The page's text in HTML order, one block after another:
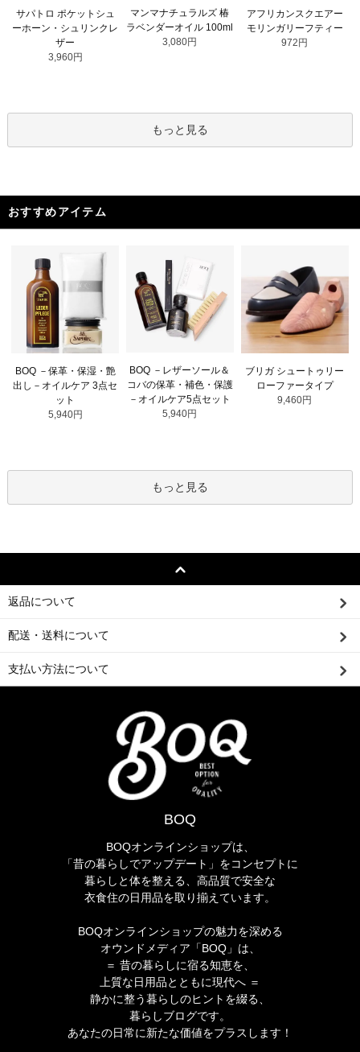
サパトロ ポケットシュ
ーホーン・シュリンクレ
ザー
3,960円
マンマナチュラルズ 椿
ラベンダーオイル 100ml
3,080円
アフリカンスクエアー
モリンガリーフティー
972円
もっと見る
おすすめアイテム
BOQ －保革・保湿・艶
出し－オイルケア 3点セ
ット
5,940円
BOQ －レザーソール＆
コバの保革・補色・保護
－オイルケア5点セット
5,940円
ブリガ シュートゥリー
ローファータイプ
9,460円
もっと見る
返品について
配送・送料について
支払い方法について
BOQ
BOQオンラインショップは、
「昔の暮らしでアップデート」をコンセプトに
暮らしと体を整える、高品質で安全な
衣食住の日用品を取り揃えています。
BOQオンラインショップの魅力を深める
オウンドメディア「BOQ」は、
＝ 昔の暮らしに宿る知恵を、
上質な日用品とともに現代へ ＝
静かに整う暮らしのヒントを綴る、
暮らしブログです。
あなたの日常に新たな価値をプラスします！